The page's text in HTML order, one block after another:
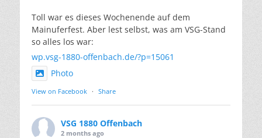
Toll war es dieses Wochenende auf dem
Mainuferfest. Aber lest selbst, was am VSG-Stand
so alles los war:
wp.vsg-1880-offenbach.de/?p=15061
Photo
View on Facebook · Share
VSG 1880 Offenbach
2 months ago